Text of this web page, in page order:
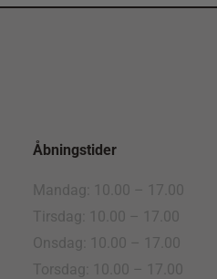
Åbningstider
Mandag: 10.00 – 17.00
Tirsdag: 10.00 – 17.00
Onsdag: 10.00 – 17.00
Torsdag: 10.00 – 17.00